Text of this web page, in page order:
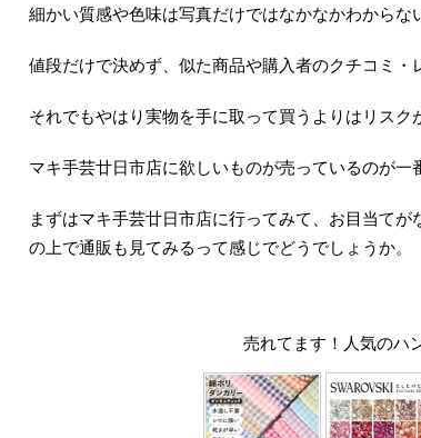
細かい質感や色味は写真だけではなかなかわからな
値段だけで決めず、似た商品や購入者のクチコミ・
それでもやはり実物を手に取って買うよりはリス
マキ手芸廿日市店に欲しいものが売っているのが一
まずはマキ手芸廿日市店に行ってみて、お目当て
の上で通販も見てみるって感じでどうでしょうか。
売れてます！人気のハ